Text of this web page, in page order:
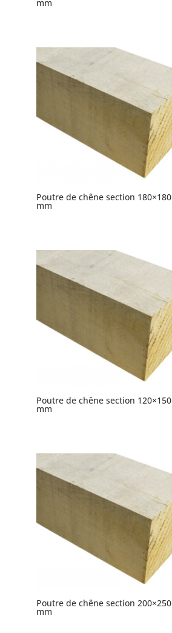
mm
Poutre de chêne section 180×180
mm
Poutre de chêne section 120×150
mm
Poutre de chêne section 200×250
mm